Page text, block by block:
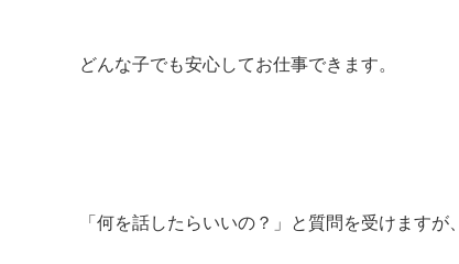
どんな子でも安心してお仕事できます。
「何を話したらいいの？」と質問を受けますが、